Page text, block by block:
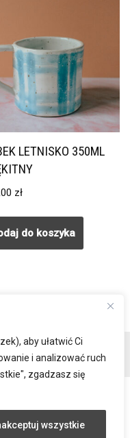
aby ułatwić Ci
i analizować ruch
zgadzasz się
wszystkie
LETNISKO 350ML
zł
do koszyka
prywatności